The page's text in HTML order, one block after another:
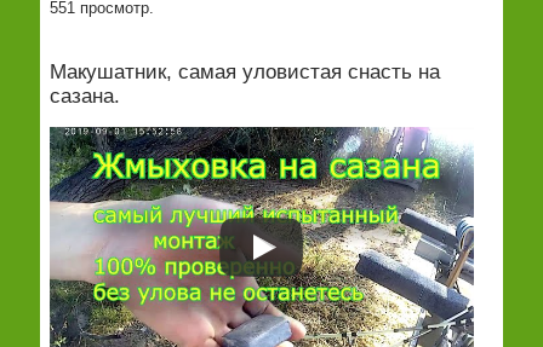
551 просмотр.
Макушатник, самая уловистая снасть на
сазана.